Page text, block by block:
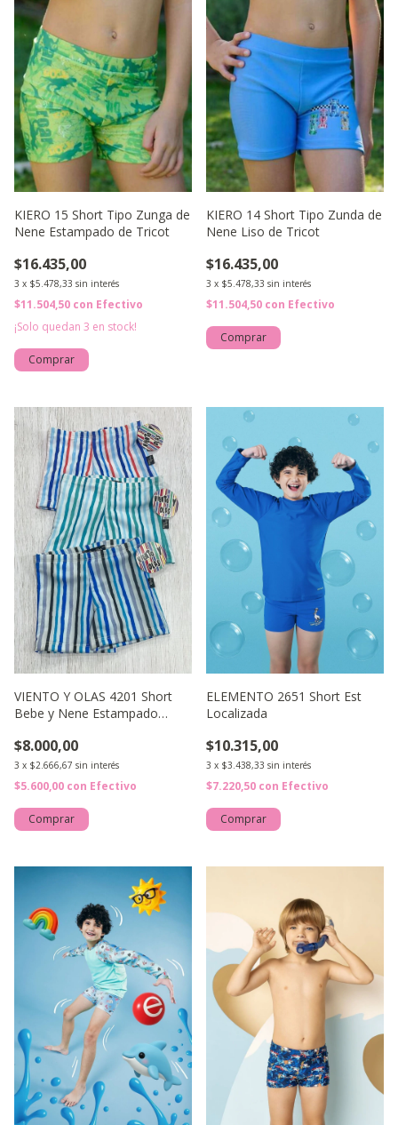
KIERO 15 Short Tipo Zunga de
Nene Estampado de Tricot
$16.435,00
3 x $5.478,33 sin interés
$11.504,50 con Efectivo
¡Solo quedan 3 en stock!
Comprar
KIERO 14 Short Tipo Zunda de
Nene Liso de Tricot
$16.435,00
3 x $5.478,33 sin interés
$11.504,50 con Efectivo
Comprar
VIENTO Y OLAS 4201 Short
Bebe y Nene Estampado
$8.000,00
3 x $2.666,67 sin interés
$5.600,00 con Efectivo
Comprar
ELEMENTO 2651 Short Est
Localizada
$10.315,00
3 x $3.438,33 sin interés
$7.220,50 con Efectivo
Comprar